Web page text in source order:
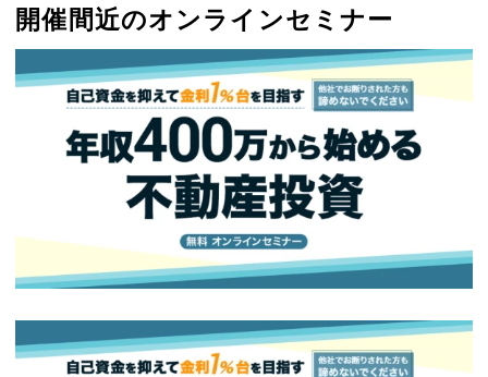
開催間近のオンラインセミナー